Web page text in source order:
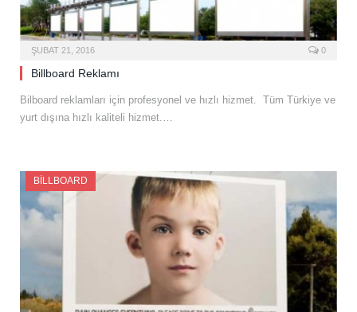
ŞUBAT 21, 2016 0
Billboard Reklamı
Bilboard reklamları için profesyonel ve hızlı hizmet. Tüm Türkiye ve
yurt dışına hızlı kaliteli hizmet.…
BILLBOARD